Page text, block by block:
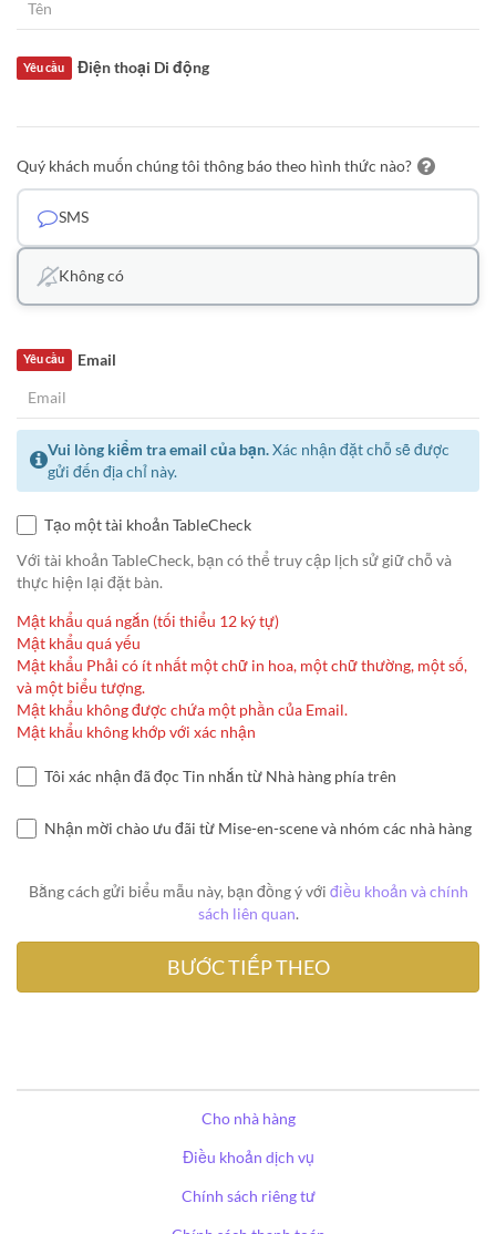
Điện thoại Di động
Yêu cầu
Quý khách muốn chúng tôi thông báo theo hình thức nào?
SMS
Không có
Email
Yêu cầu
Vui lòng kiểm tra email của bạn.Xác nhận đặt chỗ sẽ được
gửi đến địa chỉ này.
Tạo một tài khoản TableCheck
Với tài khoản TableCheck, bạn có thể truy cập lịch sử giữ chỗ và
thực hiện lại đặt bàn.
Mật khẩu quá ngắn (tối thiểu 12 ký tự)
Mật khẩu quá yếu
Mật khẩu Phải có ít nhất một chữ in hoa, một chữ thường, một số,
và một biểu tượng.
Mật khẩu không được chứa một phần của Email.
Mật khẩu không khớp với xác nhận
Tôi xác nhận đã đọc Tin nhắn từ Nhà hàng phía trên
Nhận mời chào ưu đãi từ Mise-en-scene và nhóm các nhà hàng
Bằng cách gửi biểu mẫu này, bạn đồng ý với điều khoản và chính
sách liên quan.
Cho nhà hàng
Điều khoản dịch vụ
Chính sách riêng tư